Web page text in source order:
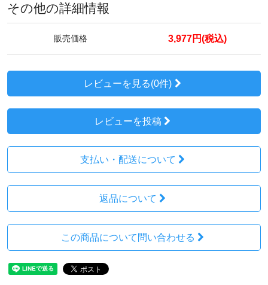
その他の詳細情報
販売価格 3,977円(税込)
レビューを見る(0件)
レビューを投稿
支払い・配送について
返品について
この商品について問い合わせる